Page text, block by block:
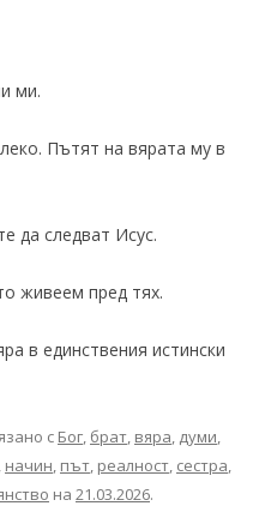
ми.
Пътят на вярата му в
да следват Исус.
живеем пред тях.
в единствения истински
с Бог, брат, вяра, думи,
, начин, път, реалност, сестра,
на 21.03.2026.